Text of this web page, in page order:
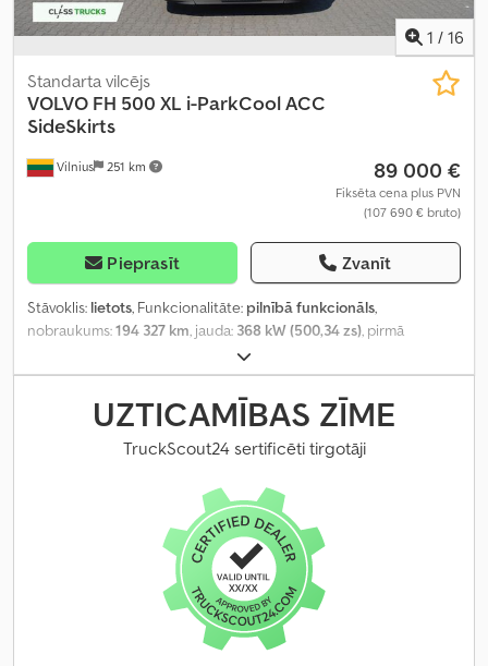
1 / 16
Vilnius 251 km
Standarta vilcējs
VOLVO FH 500 XL i-ParkCool ACC
SideSkirts
89 000 €
Fiksēta cena plus PVN
(107 690 € bruto)
Pieprasīt Zvanīt
Stāvoklis: lietots, Funkcionalitāte: pilnībā funkcionāls,
nobraukums:194 327 km, jauda: 368 kW (500,34 zs), pirmā
, degvielas veids:
konfigurācija:4x2, riteņu bāze:380 mm, krāsa:balts, pārnesuma
automātisks, emisijas klase:Euro 6 , Ražošanas gads:
cilindru skaits:6, dzinēja tilpums: 12 777 cm³ , stūres rata pozīcija:
, Aprīkojums:pilna apkope vēsture, stūres pastiprinātājs
UZTICAMĪBAS ZĪME
TruckScout24 sertificēti tirgotāji